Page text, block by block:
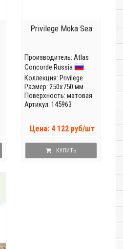
Privilege Moka Sea
Производитель: Atlas
Concorde Russia
Коллекция: Privilege
Размер: 250x750 мм
Поверхность: матовая
Артикул: 145963
Цена: 4 122 руб/шт
КУПИТЬ